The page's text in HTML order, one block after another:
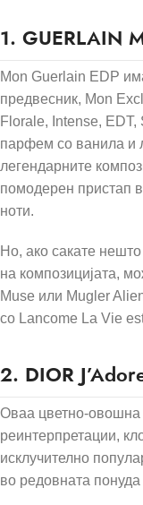
1. GUERLAIN
Mon Guerlain EDP
предвесник, Mon
Florale, Intense, EDT,
парфем со ванила и
легендарните
помодерен пристап
ноти.
Но, ако сакате нешто
на композицијата,
Muse или Mugler
со Lancome La Vie
2. DIOR
Оваа цветно-овошна
реинтерпретации,
исклучително
во редовната